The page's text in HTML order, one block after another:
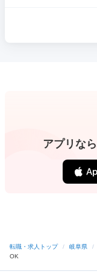
アプリな
転職・求人トップ / 岐阜県 /
OK